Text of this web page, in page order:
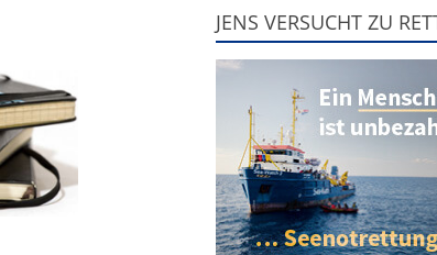
JENS VERSUCHT ZU